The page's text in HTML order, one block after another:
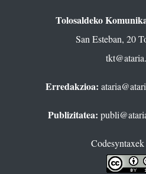
Tolosaldeko
San Esteban, 20
Erredakzioa:
Publizitatea: